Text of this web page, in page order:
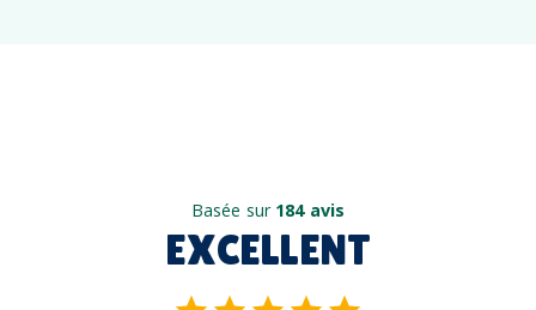
Basée sur 184 avis
EXCELLENT